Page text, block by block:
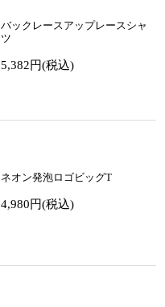
バックレースアップレースシャ
ツ
5,382円(税込)
ネオン発泡ロゴビッグT
4,980円(税込)